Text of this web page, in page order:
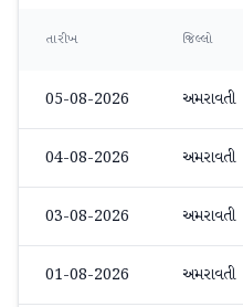
તારીખ જિલ્લો
05-08-2026 અમરાવતી
04-08-2026 અમરાવતી
03-08-2026 અમરાવતી
01-08-2026 અમરાવતી